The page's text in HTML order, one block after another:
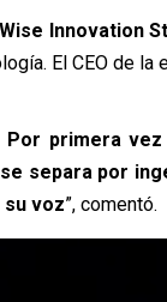
Wise Innovation
El CEO de la
Por primera
separa por
voz”, comentó.